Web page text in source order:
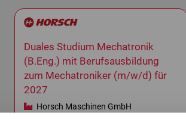
Duales Studium Mechatronik
(B.Eng.) mit Berufsausbildung
zum Mechatroniker (m/w/d) für
2027
Horsch Maschinen GmbH